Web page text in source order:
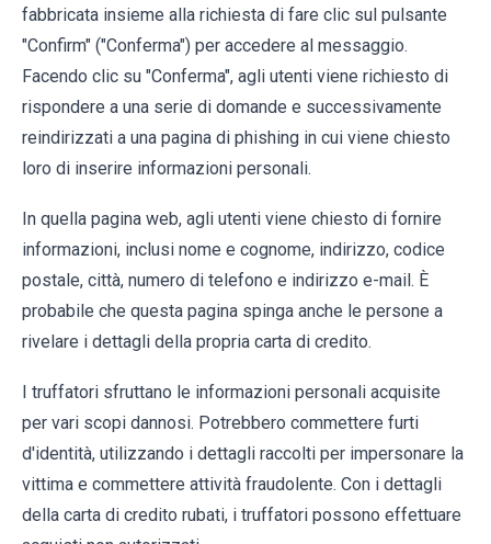
fabbricata insieme alla richiesta di fare clic sul pulsante
"Confirm" ("Conferma") per accedere al messaggio.
Facendo clic su "Conferma", agli utenti viene richiesto di
rispondere a una serie di domande e successivamente
reindirizzati a una pagina di phishing in cui viene chiesto
loro di inserire informazioni personali.
In quella pagina web, agli utenti viene chiesto di fornire
informazioni, inclusi nome e cognome, indirizzo, codice
postale, città, numero di telefono e indirizzo e-mail. È
probabile che questa pagina spinga anche le persone a
rivelare i dettagli della propria carta di credito.
I truffatori sfruttano le informazioni personali acquisite
per vari scopi dannosi. Potrebbero commettere furti
d'identità, utilizzando i dettagli raccolti per impersonare la
vittima e commettere attività fraudolente. Con i dettagli
della carta di credito rubati, i truffatori possono effettuare